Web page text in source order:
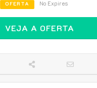
OFERTA No Expires
VEJA A OFERTA